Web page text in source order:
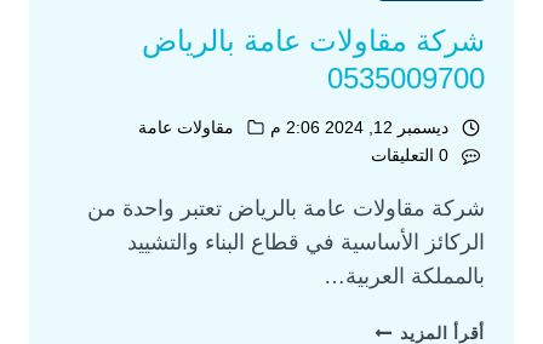
شركة مقاولات عامة بالرياض
0535009700
ديسمبر 12, 2024 2:06 م
مقاولات عامة
0 التعليقات
شركة مقاولات عامة بالرياض تعتبر واحدة من
الركائز الأساسية في قطاع البناء والتشييد
بالمملكة العربية…
أقرأ المزيد